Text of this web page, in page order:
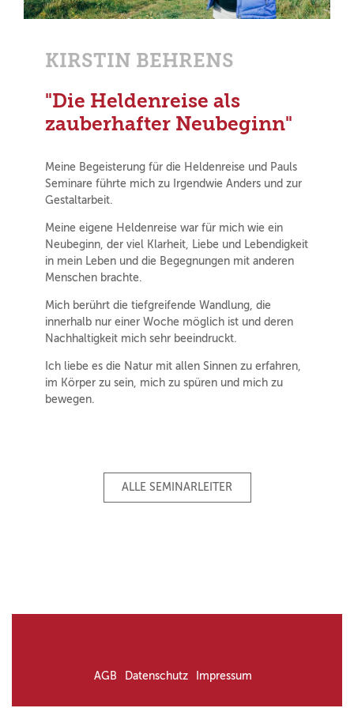
KIRSTIN BEHRENS
"Die Heldenreise als
zauberhafter Neubeginn"
Meine Begeisterung für die Heldenreise und Pauls
Seminare führte mich zu Irgendwie Anders und zur
Gestaltarbeit.
Meine eigene Heldenreise war für mich wie ein
Neubeginn, der viel Klarheit, Liebe und Lebendigkeit
in mein Leben und die Begegnungen mit anderen
Menschen brachte.
Mich berührt die tiefgreifende Wandlung, die
innerhalb nur einer Woche möglich ist und deren
Nachhaltigkeit mich sehr beeindruckt.
Ich liebe es die Natur mit allen Sinnen zu erfahren,
im Körper zu sein, mich zu spüren und mich zu
bewegen.
ALLE SEMINARLEITER
AGB Datenschutz Impressum